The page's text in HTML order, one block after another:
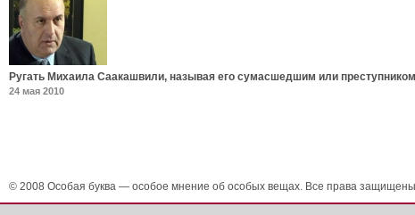
Ругать Михаила Саакашвили, называя его сумасшедшим или
24 мая 2010
© 2008 Особая буква — особое мнение об особых вещах. Все права